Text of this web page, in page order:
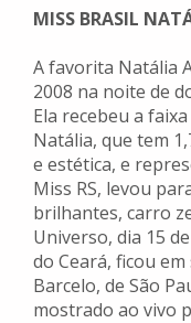
MISS BRASIL
A favorita Natália
2008 na noite de
Ela recebeu a
Natália, que tem
e estética, e
Miss RS, levou
brilhantes, carro
Universo, dia 15
do Ceará, ficou
Barcelo, de São
mostrado ao vivo